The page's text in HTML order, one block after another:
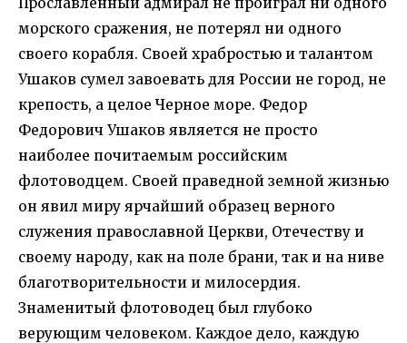
морского сражения, не потерял ни одного
своего корабля. Своей храбростью и талантом
Ушаков сумел завоевать для России не город, не
крепость, а целое Черное море. Федор
Федорович Ушаков является не просто
наиболее почитаемым российским
флотоводцем. Своей праведной земной жизнью
он явил миру ярчайший образец верного
служения православной Церкви, Отечеству и
своему народу, как на поле брани, так и на ниве
благотворительности и милосердия.
Знаменитый флотоводец был глубоко
верующим человеком. Каждое дело, каждую